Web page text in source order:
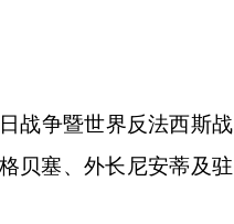
战争暨世界反法西斯战
贝塞、外长尼安蒂及驻